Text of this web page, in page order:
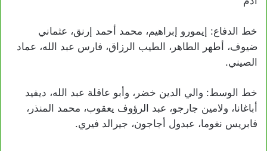
خط الدفاع: إيمورو إبراهيم، محمد أحمد إرنق، عثماني
ضيوف، أطهر الطاهر، الطيب الرزاق، فارس عبد الله، عماد
الصيني.
خط الوسط: والي الدين خضر، وأبو عاقلة عبد الله، ديفيد
أباغانا، ولامين جارجو، عبد الرؤوف يعقوب، محمد المنذر،
فابريس نغوما، عبدول أجاجون، جيرالد فيري.